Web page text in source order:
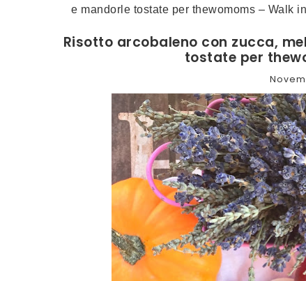
e mandorle tostate per thewomoms – Walk
Risotto arcobaleno con zucca,
tostate per